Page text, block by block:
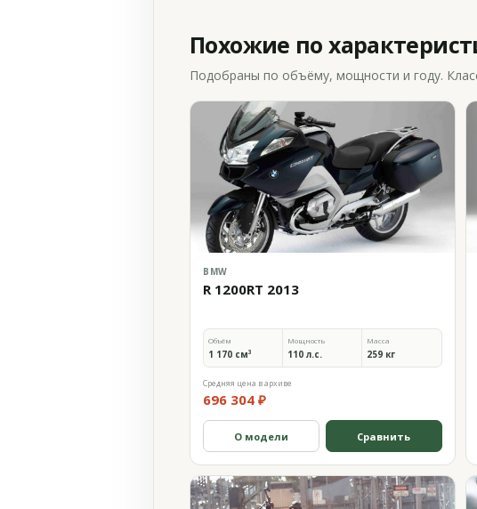
Похожие по
Подобраны по объёму, мощности и году.
BMW
R 1200RT 2013
Объём
1 170 см³
Мощность
110 л.с.
Масса
259 кг
Средняя цена в архиве
696 304 ₽
О модели Сравнить